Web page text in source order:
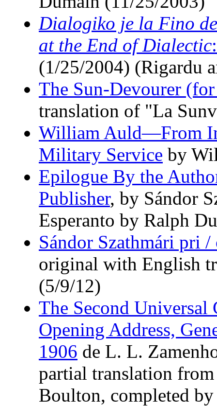
Dialogiko je la Fino
at the End of Dialectic
(1/25/2004) (Rigardu
The Sun-Devourer
translation of "La
William Auld—From
Military Service by
Epilogue By the
Publisher, by Sándor
Esperanto by Ralph
Sándor Szathmári pri
original with English
(5/9/12)
The Second Universal
Opening Address,
1906 de L. L.
partial translation
Boulton, completed